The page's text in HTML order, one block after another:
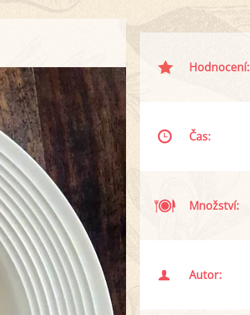
Hodnocení:
Čas:
Množství:
Autor: